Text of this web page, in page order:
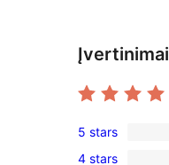
Įvertinimai
1
5 stars
4 stars